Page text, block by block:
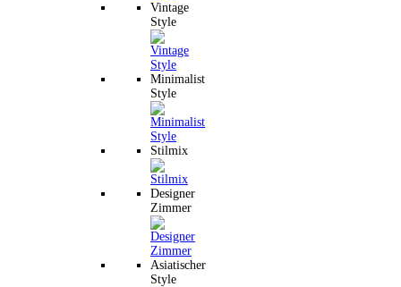
Vintage
Style
Minimalist
Style
Stilmix
Designer
Zimmer
Asiatischer
Style